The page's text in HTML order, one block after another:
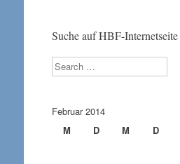
Suche auf HBF-Internetseite
Search
Februar 2014
M
D M D